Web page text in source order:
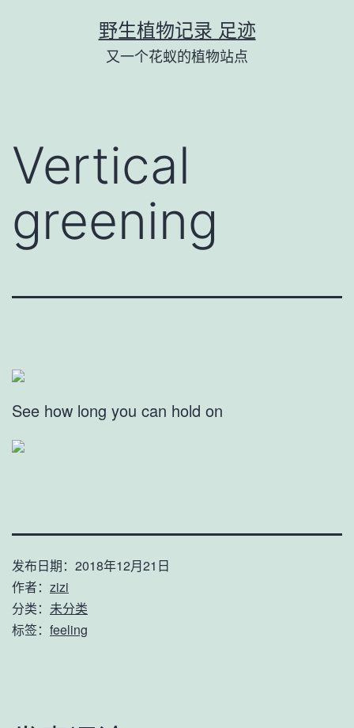
野生植物记录 足迹
又一个花蚁的植物站点
Vertical
greening
See how long you can hold on
发布日期： 2018年12月21日
作者： zizi
分类： 未分类
标签： feeling